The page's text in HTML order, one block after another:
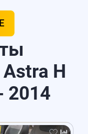
H
2014